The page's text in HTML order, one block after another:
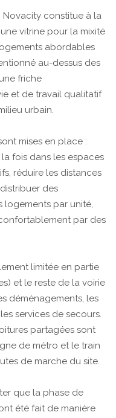
constitue à la
vitrine pour la mixité
abordables
au-dessus des
friche
et de travail qualitatif
urbain.
mises en place :
fois dans les espaces
réduire les distances
des
logements par unité,
par des
limitée en partie
et le reste de la voirie
déménagements, les
services de secours.
partagées sont
de métro et le train
de marche du site.
que la phase de
été fait de manière